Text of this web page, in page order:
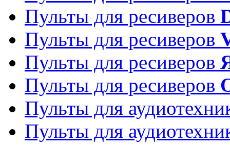
Пульты для ресиверов
Пульты для ресиверов
Пульты для ресиверов
Пульты для ресиверов
Пульты для
Пульты для